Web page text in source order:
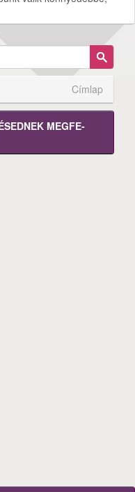
Címlap
MEGFE­